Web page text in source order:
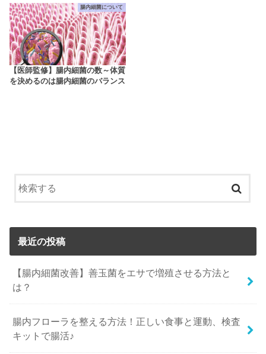
腸内細菌について
【医師監修】腸内細菌の数～体質
を決めるのは腸内細菌のバランス
最近の投稿
【腸内細菌改善】善玉菌をエサで増殖させる方法と
は？
腸内フローラを整える方法！正しい食事と運動、検査
キットで腸活♪